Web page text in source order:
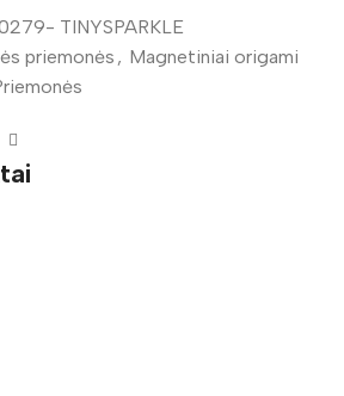
TINYSPARKLE
priemonės , Magnetiniai origami